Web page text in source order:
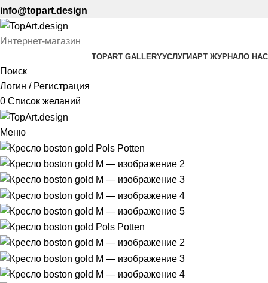
info@topart.design
Интернет-магазин
TOPART GALLERYУСЛУГИАРТ ЖУРНАЛО НАС
Поиск
Логин / Регистрация
0 Список желаний
Меню